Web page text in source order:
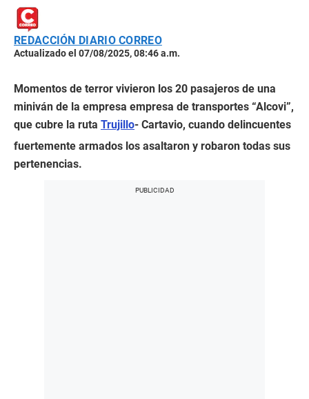
REDACCIÓN DIARIO CORREO
Actualizado el 07/08/2025, 08:46 a.m.
Momentos de terror vivieron los 20 pasajeros de una
miniván de la empresa empresa de transportes “Alcovi”,
que cubre la ruta Trujillo- Cartavio, cuando delincuentes
fuertemente armados los asaltaron y robaron todas sus
pertenencias.